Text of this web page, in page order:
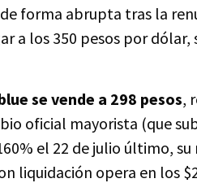
forma abrupta tras la
a los 350 pesos por dólar,
se vende a 298 pesos,
oficial mayorista (que
el 22 de julio último,
liquidación opera en los